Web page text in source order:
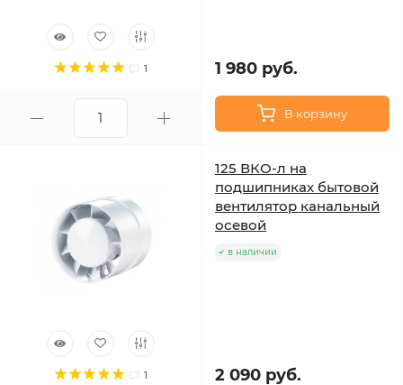
1 1 980 руб.
В корзину
1
125 ВКО-л на
подшипниках бытовой
вентилятор канальный
осевой
в наличии
2 090 руб.